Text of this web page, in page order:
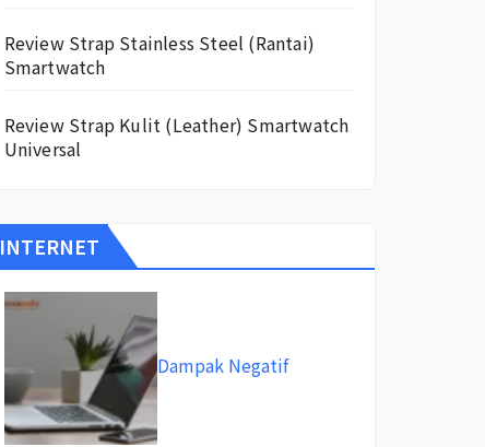
Review Strap Stainless Steel (Rantai)
Smartwatch
Review Strap Kulit (Leather) Smartwatch
Universal
INTERNET
Dampak Negatif